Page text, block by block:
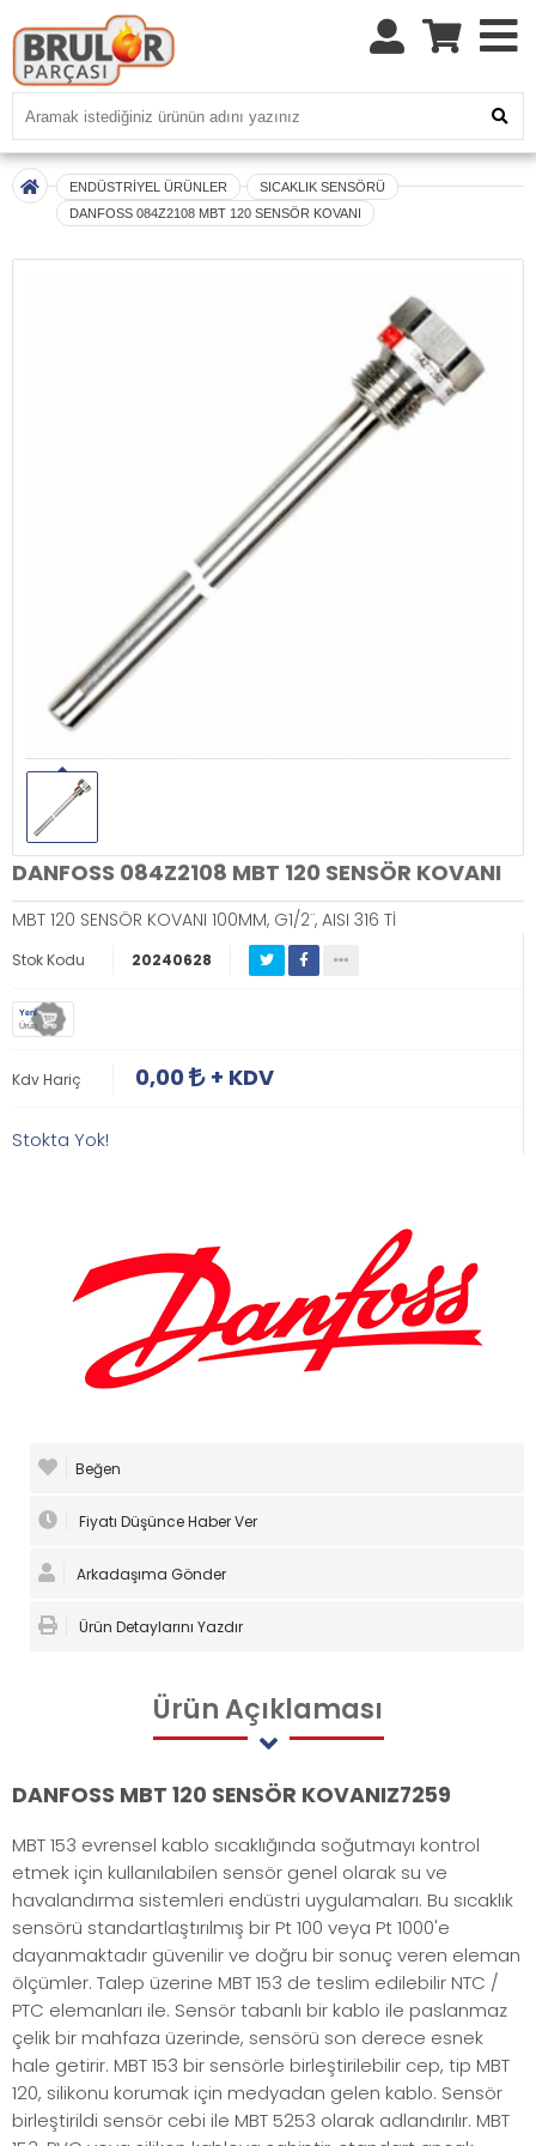
ENDÜSTRİYEL ÜRÜNLER
SICAKLIK SENSÖRÜ
DANFOSS 084Z2108 MBT 120 SENSÖR KOVANI
DANFOSS 084Z2108 MBT 120 SENSÖR KOVANI
MBT 120 SENSÖR KOVANI 100MM, G1/2¨, AISI 316 Tİ
Stok Kodu 20240628
Yeni
Ürün
Kdv Hariç 0,00 + KDV
Stokta Yok!
Beğen
Fiyatı Düşünce Haber Ver
Arkadaşıma Gönder
Ürün Detaylarını Yazdır
ÜrünAçıklaması
DANFOSS MBT 120 SENSÖR KOVANIZ7259
MBT 153 evrensel kablo sıcaklığında soğutmayı kontrol
etmek için kullanılabilen sensör genel olarak su ve
havalandırma sistemleri endüstri uygulamaları. Bu sıcaklık
sensörü standartlaştırılmış bir Pt 100 veya Pt 1000'e
dayanmaktadır güvenilir ve doğru bir sonuç veren eleman
ölçümler. Talep üzerine MBT 153 de teslim edilebilir NTC /
PTC elemanları ile. Sensör tabanlı bir kablo ile paslanmaz
çelik bir mahfaza üzerinde, sensörü son derece esnek
hale getirir. MBT 153 bir sensörle birleştirilebilir cep, tip MBT
120, silikonu korumak için medyadan gelen kablo. Sensör
birleştirildi sensör cebi ile MBT 5253 olarak adlandırılır. MBT